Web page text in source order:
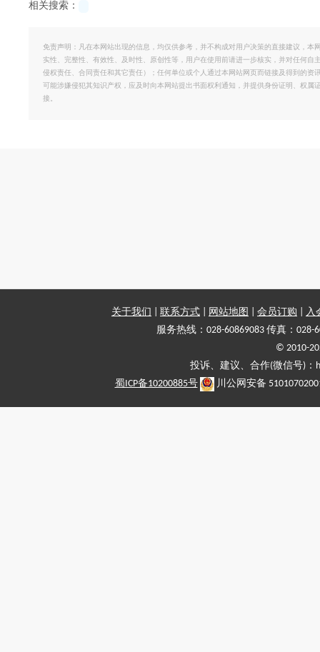
相关搜索：
免责声明：凡在本网站出现的信息，均仅供参考，并不构成对用户决策的直接建议，
实性、完整性、有效性、及时性、原创性等，用户在使用前请进一步核实，并对任何
侵权责任、合同责任和其它责任）；任何单位或个人通过本网站网页而链接及得到的
可能涉嫌侵犯其知识产权，应及时向本网站提出书面权利通知，并提供身份证明、权
接。
关于我们 联系方式 网站地图 会员订购
入
服务热线：028-60869083 传真：028-
© 2010-
投诉、建议、合作(微信号)
蜀ICP备10200885号
川公网安备